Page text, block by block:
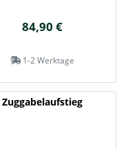
84,90 €
1-2 Werktage
Zuggabelaufstieg